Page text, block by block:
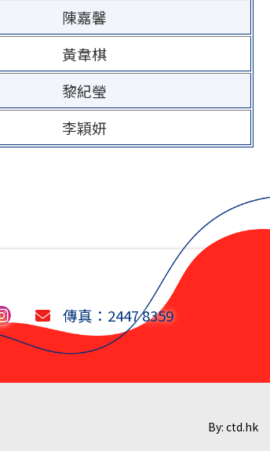
陳嘉馨
黃韋棋
黎紀瑩
李穎妍
傳真：2447 8359
By: ctd.hk